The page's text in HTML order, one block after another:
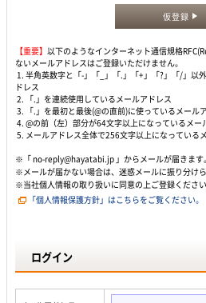
仮登録
【重要】 以下のようなインターネット通信規格
ないメールアドレスはご登録いただけません。
1. 半角英数字と「-」「_」「.」「+」「?」「/」以
ドレス
2. 「.」を連続使用しているメールアドレス
3. 「.」を最初と最後(@の直前)に使っているメール
4. @の前（左）部分が64文字以上になっているメー
5. メールアドレス全体で256文字以上になっている
※「 no-reply@hayatabi.jp 」からメールが届きます。
※メールが届かない場合は、迷惑メールに振り分け
※当社個人情報の取り扱いに同意の上ご登録ください
「個人情報保護方針」はこちらをご覧ください。
ログイン